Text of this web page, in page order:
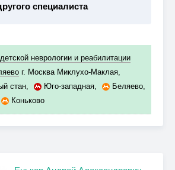
специалиста
неврологии и реабилитации
г. Москва Миклухо-Маклая,
стан, Юго-западная, Беляево,
Коньково